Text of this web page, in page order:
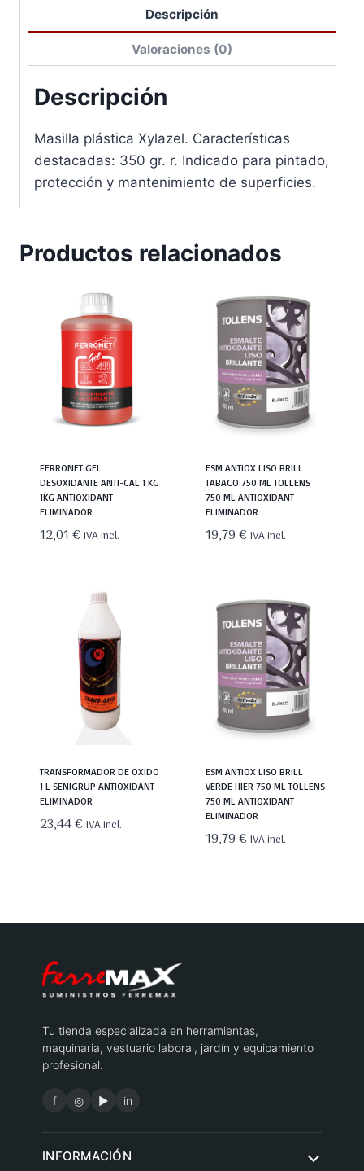
Descripción
Valoraciones (0)
Descripción
Masilla plástica Xylazel. Características
destacadas: 350 gr. r. Indicado para pintado,
protección y mantenimiento de superficies.
Productos relacionados
FERRONET GEL
DESOXIDANTE ANTI-CAL 1 KG
1KG ANTIOXIDANT
ELIMINADOR
12,01€ IVA incl.
ESM ANTIOX LISO BRILL
TABACO 750 ML TOLLENS
750 ML ANTIOXIDANT
ELIMINADOR
19,79€ IVA incl.
TRANSFORMADOR DE OXIDO
1 L SENIGRUP ANTIOXIDANT
ELIMINADOR
23,44€ IVA incl.
ESM ANTIOX LISO BRILL
VERDE HIER 750 ML TOLLENS
750 ML ANTIOXIDANT
ELIMINADOR
19,79€ IVA incl.
Tu tienda especializada en herramientas,
maquinaria, vestuario laboral, jardín y equipamiento
profesional.
f ◎ ▶ in
INFORMACIÓN